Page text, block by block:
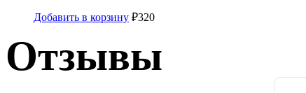
Добавить в корзину ₽320
Отзывы